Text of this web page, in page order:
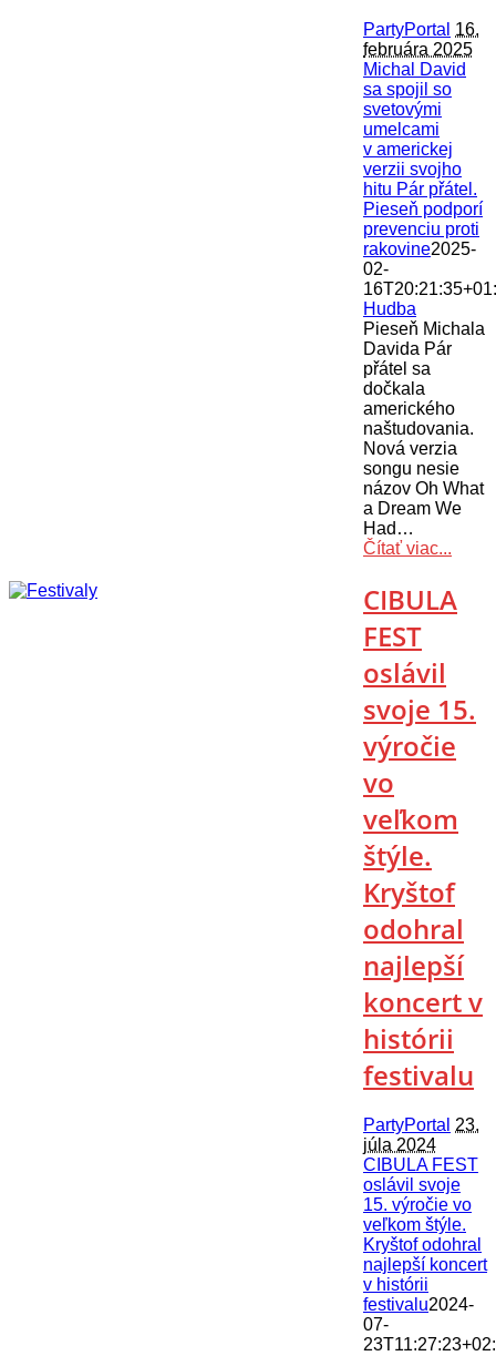
PartyPortal 16.
februára 2025
Michal David
sa spojil so
svetovými
umelcami
v americkej
verzii svojho
hitu Pár přátel.
Pieseň podporí
prevenciu proti
rakovine2025-
02-
Hudba
Pieseň Michala
Davida Pár
přátel sa
dočkala
amerického
naštudovania.
Nová verzia
songu nesie
názov Oh What
a Dream We
Had…
Čítať viac...
CIBULA
FEST
oslávil
svoje 15.
výročie
vo
veľkom
štýle.
Kryštof
odohral
najlepší
koncert v
histórii
festivalu
PartyPortal 23.
júla 2024
CIBULA FEST
oslávil svoje
15. výročie vo
veľkom štýle.
Kryštof odohral
najlepší koncert
v histórii
festivalu2024-
07-